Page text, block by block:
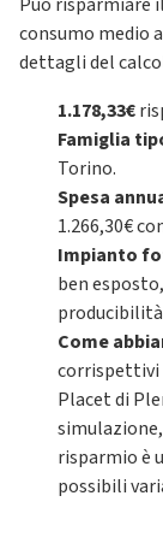
consumo medio
dettagli del
1.178,33€
Famiglia
Torino.
Spesa
1.266,30€
Impianto
ben
producibilità
Come
corrispettivi
Placet di
risparmio è
possibili